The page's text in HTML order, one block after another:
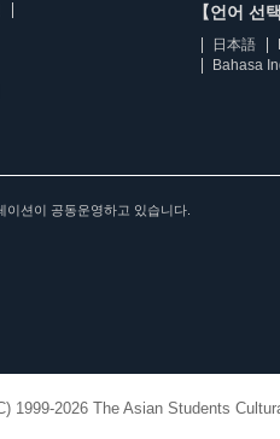
【언어 선택
日本語
Bahasa
션이 공동운영하고 있습니다.
1999-2026 The Asian Students